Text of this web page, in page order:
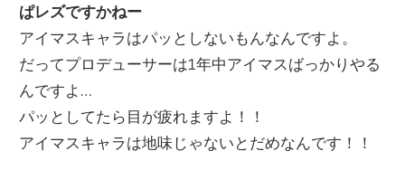
ぱレズですかねー
アイマスキャラはパッとしないもんなんですよ。
だってプロデューサーは1年中アイマスばっかりやる
んですよ…
パッとしてたら目が疲れますよ！！
アイマスキャラは地味じゃないとだめなんです！！